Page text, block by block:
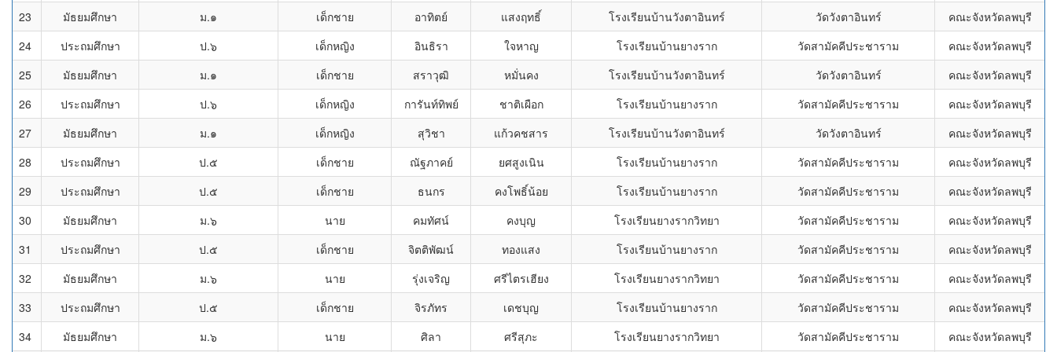
23 มัธยมศึกษา ม.๑ เด็กชาย อาทิตย์ แสงฤทธิ์ โรงเรียนบ้านวังตาอินทร์ วัดวังตาอินทร์
คณะจังหวัดลพบุรี
24
ประถมศึกษา ป.๖ เด็กหญิง อินธิรา ใจหาญ โรงเรียนบ้านยางราก วัดสามัคคีประชาราม
คณะจังหวัดลพบุรี
25
มัธยมศึกษา ม.๑ เด็กชาย สราวุฒิ หมั่นคง โรงเรียนบ้านวังตาอินทร์ วัดวังตาอินทร์
คณะจังหวัดลพบุรี
26
ประถมศึกษา ป.๖ เด็กหญิง การันท์ทิพย์ ชาติเผือก โรงเรียนบ้านยางราก วัดสามัคคีประชาราม
คณะจังหวัดลพบุรี
27
มัธยมศึกษา ม.๑ เด็กหญิง สุวิชา แก้วคชสาร โรงเรียนบ้านวังตาอินทร์ วัดวังตาอินทร์
คณะจังหวัดลพบุรี
28
ประถมศึกษา ป.๕ เด็กชาย ณัฐภาคย์ ยศสูงเนิน โรงเรียนบ้านยางราก วัดสามัคคีประชาราม
คณะจังหวัดลพบุรี
29
ประถมศึกษา ป.๕ เด็กชาย ธนกร คงโพธิ์น้อย โรงเรียนบ้านยางราก วัดสามัคคีประชาราม
คณะจังหวัดลพบุรี
30
มัธยมศึกษา ม.๖ นาย คมทัศน์ คงบุญ โรงเรียนยางรากวิทยา วัดสามัคคีประชาราม
คณะจังหวัดลพบุรี
31
ประถมศึกษา ป.๕ เด็กชาย จิตติพัฒน์ ทองแสง โรงเรียนบ้านยางราก วัดสามัคคีประชาราม
คณะจังหวัดลพบุรี
32
มัธยมศึกษา ม.๖ นาย รุ่งเจริญ ศรีไตรเฮียง โรงเรียนยางรากวิทยา วัดสามัคคีประชาราม
คณะจังหวัดลพบุรี
33
ประถมศึกษา ป.๕ เด็กชาย จิรภัทร เดชบุญ โรงเรียนบ้านยางราก วัดสามัคคีประชาราม
คณะจังหวัดลพบุรี
34
มัธยมศึกษา ม.๖ นาย ศิลา ศรีสุภะ โรงเรียนยางรากวิทยา วัดสามัคคีประชาราม คณะจังหวัดลพบุรี